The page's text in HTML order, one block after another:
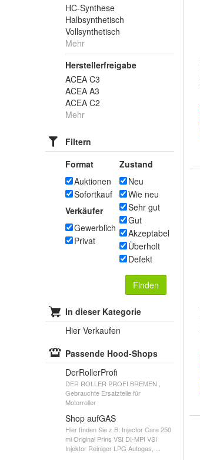
HC-Synthese
Halbsynthetisch
Vollsynthetisch
Mehr
Herstellerfreigabe
ACEA C3
ACEA A3
ACEA C2
Mehr
Filtern
Format
Auktionen
Sofortkauf
Verkäufer
Gewerblich
Privat
Zustand
Neu
Wie neu
Sehr gut
Gut
Akzeptabel
Überholt
Defekt
Finden
In dieser Kategorie
Hier Verkaufen
Passende Hood-Shops
DerRollerProfi
DER ROLLER PROFI BREMEN ,
Gebrauchte Ersatzteile für
Motorroller
Shop aufGAS
Hier finden Sie z.B: Injector Care 250
ml Original Prins VSI DI-MPI VSI
Injektor Reiniger LPG Autogas, ...